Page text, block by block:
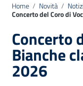
Home / Novità /
Concerto del Coro di
Concerto
Bianche
2026